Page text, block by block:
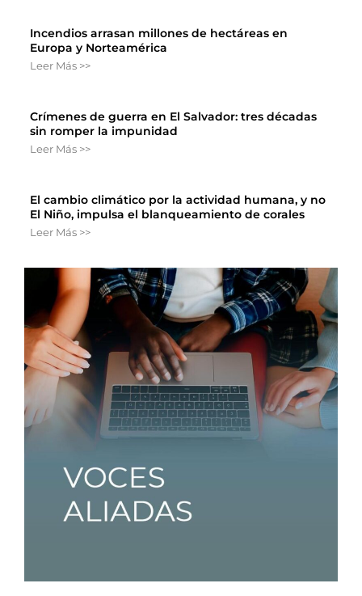
Incendios arrasan millones de hectáreas en
Europa y Norteamérica
Leer Más >>
Crímenes de guerra en El Salvador: tres décadas
sin romper la impunidad
Leer Más >>
El cambio climático por la actividad humana, y no
El Niño, impulsa el blanqueamiento de corales
Leer Más >>